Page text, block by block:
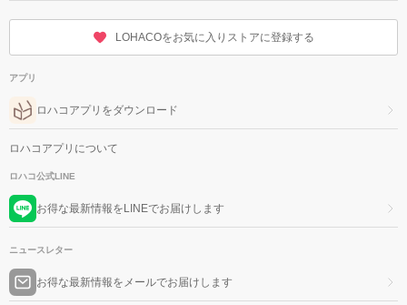
LOHACOをお気に入りストアに登録する
アプリ
ロハコアプリをダウンロード
ロハコアプリについて
ロハコ公式LINE
お得な最新情報をLINEでお届けします
ニュースレター
お得な最新情報をメールでお届けします